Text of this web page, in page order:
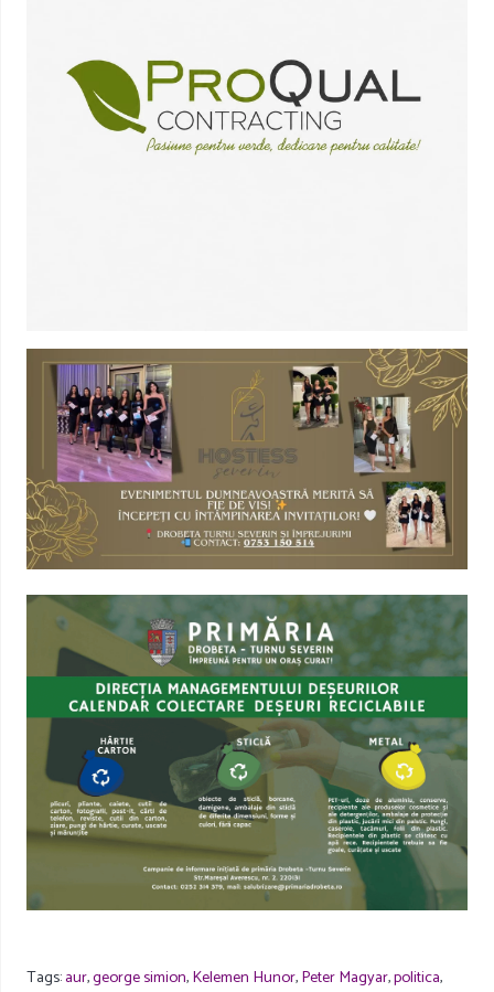
Tags:aur,george simion,Kelemen Hunor,Peter Magyar,politica,